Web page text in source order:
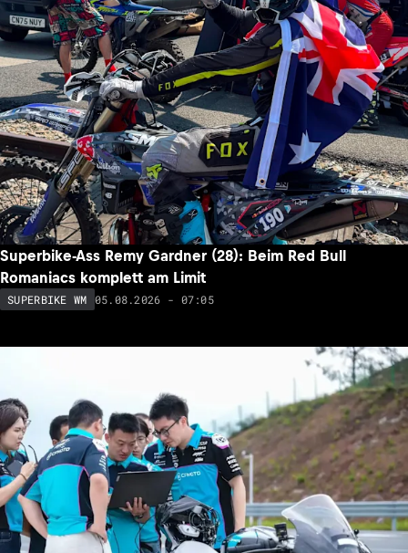
Superbike-Ass Remy Gardner (28): Beim Red Bull
Romaniacs komplett am Limit
SUPERBIKE WM 05.08.2026 - 07:05